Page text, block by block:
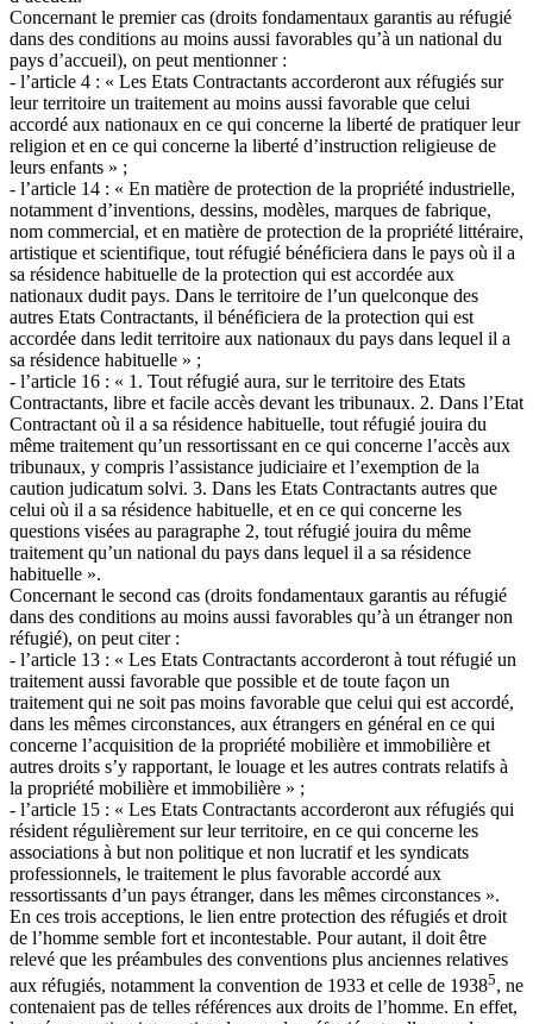
Concernant le premier cas (droits fondamentaux garantis au réfugié
dans des conditions au moins aussi favorables qu’à un national du
pays d’accueil), on peut mentionner :
- l’article 4 : « Les Etats Contractants accorderont aux réfugiés sur
leur territoire un traitement au moins aussi favorable que celui
accordé aux nationaux en ce qui concerne la liberté de pratiquer leur
religion et en ce qui concerne la liberté d’instruction religieuse de
leurs enfants » ;
- l’article 14 : « En matière de protection de la propriété industrielle,
notamment d’inventions, dessins, modèles, marques de fabrique,
nom commercial, et en matière de protection de la propriété littéraire,
artistique et scientifique, tout réfugié bénéficiera dans le pays où il a
sa résidence habituelle de la protection qui est accordée aux
nationaux dudit pays. Dans le territoire de l’un quelconque des
autres Etats Contractants, il bénéficiera de la protection qui est
accordée dans ledit territoire aux nationaux du pays dans lequel il a
sa résidence habituelle » ;
- l’article 16 : « 1. Tout réfugié aura, sur le territoire des Etats
Contractants, libre et facile accès devant les tribunaux. 2. Dans l’Etat
Contractant où il a sa résidence habituelle, tout réfugié jouira du
même traitement qu’un ressortissant en ce qui concerne l’accès aux
tribunaux, y compris l’assistance judiciaire et l’exemption de la
caution judicatum solvi. 3. Dans les Etats Contractants autres que
celui où il a sa résidence habituelle, et en ce qui concerne les
questions visées au paragraphe 2, tout réfugié jouira du même
traitement qu’un national du pays dans lequel il a sa résidence
habituelle ».
Concernant le second cas (droits fondamentaux garantis au réfugié
dans des conditions au moins aussi favorables qu’à un étranger non
réfugié), on peut citer :
- l’article 13 : « Les Etats Contractants accorderont à tout réfugié un
traitement aussi favorable que possible et de toute façon un
traitement qui ne soit pas moins favorable que celui qui est accordé,
dans les mêmes circonstances, aux étrangers en général en ce qui
concerne l’acquisition de la propriété mobilière et immobilière et
autres droits s’y rapportant, le louage et les autres contrats relatifs à
la propriété mobilière et immobilière » ;
- l’article 15 : « Les Etats Contractants accorderont aux réfugiés qui
résident régulièrement sur leur territoire, en ce qui concerne les
associations à but non politique et non lucratif et les syndicats
professionnels, le traitement le plus favorable accordé aux
ressortissants d’un pays étranger, dans les mêmes circonstances ».
En ces trois acceptions, le lien entre protection des réfugiés et droit
de l’homme semble fort et incontestable. Pour autant, il doit être
relevé que les préambules des conventions plus anciennes relatives
aux réfugiés, notamment la convention de 1933 et celle de 19385, ne
contenaient pas de telles références aux droits de l’homme. En effet,